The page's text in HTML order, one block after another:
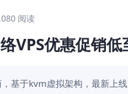
阅读
VPS优惠促销低
基于kvm虚拟架构，最新上